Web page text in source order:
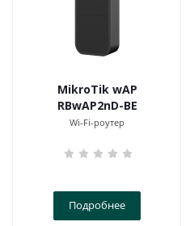
MikroTik wAP
RBwAP2nD-BE
Wi-Fi-роутер
Подробнее